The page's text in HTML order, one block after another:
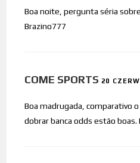
Boa noite, pergunta séria
Brazino777
COME SPORTS 20
Boa madrugada, comparativo
dobrar banca odds estão boas.